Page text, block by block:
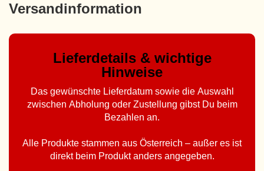
Versandinformation
Lieferdetails & wichtige
Hinweise
Das gewünschte Lieferdatum sowie die Auswahl
zwischen Abholung oder Zustellung gibst Du beim
Bezahlen an.
Alle Produkte stammen aus Österreich – außer es ist
direkt beim Produkt anders angegeben.